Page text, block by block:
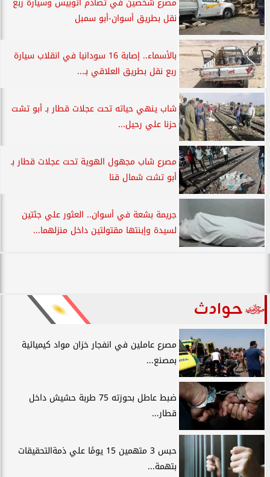
نقل بطريق أسوان-أبو سمبل
بالأسماء.. إصابة 16 سودانيا في انقلاب سيارة
ربع نقل بطريق العلاقي بـ...
شاب ينهي حياته تحت عجلات قطار بـ أبو تشت
حزنا علي رحيل...
مصرع شاب مجهول الهوية تحت عجلات قطار بـ
أبو تشت شمال قنا
جريمة بشعة في أسوان.. العثور علي جثتين
لسيدة وإبنتها مقتولتين داخل منزلهما...
حوادث
مصرع عاملين في انفجار خزان مواد كيميائية
بمصنع...
ضبط عاطل بحوزته 75 طربة حشيش داخل
قطار...
حبس 3 متهمين 15 يومًا علي ذمةالتحقيقات
بتهمة...